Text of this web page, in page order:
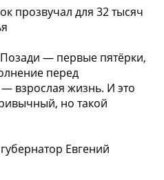
прозвучал для 32 тысяч
— первые пятёрки,
перед
взрослая жизнь. И это
но такой
Евгений